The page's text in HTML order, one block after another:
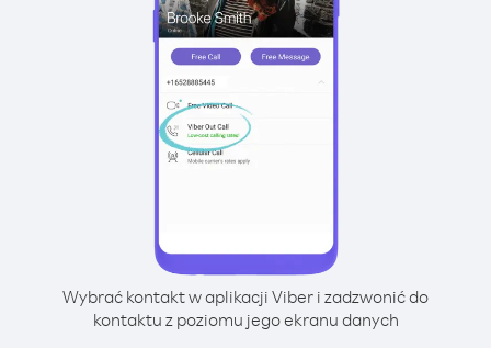
Wybrać kontakt w aplikacji Viber i zadzwonić do
kontaktu z poziomu jego ekranu danych